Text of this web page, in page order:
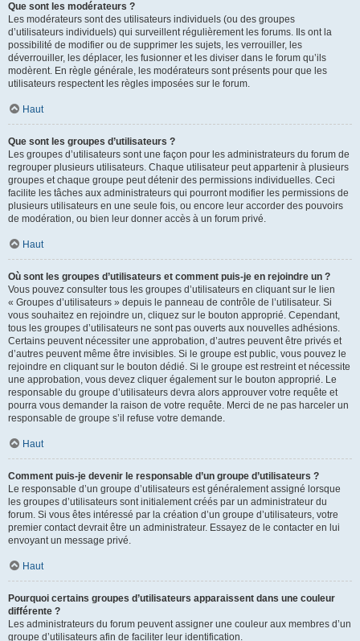
Que sont les modérateurs ?
Les modérateurs sont des utilisateurs individuels (ou des groupes
d’utilisateurs individuels) qui surveillent régulièrement les forums. Ils ont la
possibilité de modifier ou de supprimer les sujets, les verrouiller, les
déverrouiller, les déplacer, les fusionner et les diviser dans le forum qu’ils
modèrent. En règle générale, les modérateurs sont présents pour que les
utilisateurs respectent les règles imposées sur le forum.
Haut
Que sont les groupes d’utilisateurs ?
Les groupes d’utilisateurs sont une façon pour les administrateurs du forum de
regrouper plusieurs utilisateurs. Chaque utilisateur peut appartenir à plusieurs
groupes et chaque groupe peut détenir des permissions individuelles. Ceci
facilite les tâches aux administrateurs qui pourront modifier les permissions de
plusieurs utilisateurs en une seule fois, ou encore leur accorder des pouvoirs
de modération, ou bien leur donner accès à un forum privé.
Haut
Où sont les groupes d’utilisateurs et comment puis-je en rejoindre un ?
Vous pouvez consulter tous les groupes d’utilisateurs en cliquant sur le lien
« Groupes d’utilisateurs » depuis le panneau de contrôle de l’utilisateur. Si
vous souhaitez en rejoindre un, cliquez sur le bouton approprié. Cependant,
tous les groupes d’utilisateurs ne sont pas ouverts aux nouvelles adhésions.
Certains peuvent nécessiter une approbation, d’autres peuvent être privés et
d’autres peuvent même être invisibles. Si le groupe est public, vous pouvez le
rejoindre en cliquant sur le bouton dédié. Si le groupe est restreint et nécessite
une approbation, vous devez cliquer également sur le bouton approprié. Le
responsable du groupe d’utilisateurs devra alors approuver votre requête et
pourra vous demander la raison de votre requête. Merci de ne pas harceler un
responsable de groupe s’il refuse votre demande.
Haut
Comment puis-je devenir le responsable d’un groupe d’utilisateurs ?
Le responsable d’un groupe d’utilisateurs est généralement assigné lorsque
les groupes d’utilisateurs sont initialement créés par un administrateur du
forum. Si vous êtes intéressé par la création d’un groupe d’utilisateurs, votre
premier contact devrait être un administrateur. Essayez de le contacter en lui
envoyant un message privé.
Haut
Pourquoi certains groupes d’utilisateurs apparaissent dans une couleur
différente ?
Les administrateurs du forum peuvent assigner une couleur aux membres d’un
groupe d’utilisateurs afin de faciliter leur identification.